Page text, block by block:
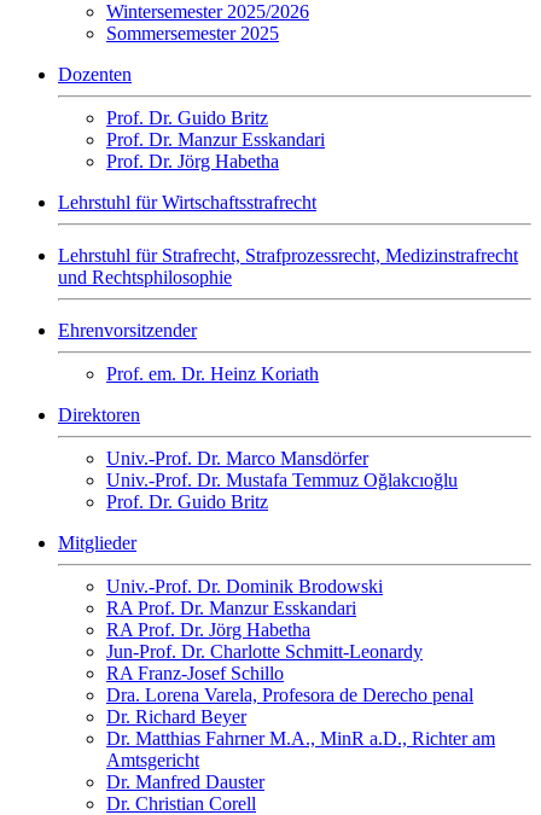
Wintersemester 2025/2026
Sommersemester 2025
Dozenten
Prof. Dr. Guido Britz
Prof. Dr. Manzur Esskandari
Prof. Dr. Jörg Habetha
Lehrstuhl für Wirtschaftsstrafrecht
Lehrstuhl für Strafrecht, Strafprozessrecht, Medizinstrafrecht
und Rechtsphilosophie
Ehrenvorsitzender
Prof. em. Dr. Heinz Koriath
Direktoren
Univ.-Prof. Dr. Marco Mansdörfer
Univ.-Prof. Dr. Mustafa Temmuz Oğlakcıoğlu
Prof. Dr. Guido Britz
Mitglieder
Univ.-Prof. Dr. Dominik Brodowski
RA Prof. Dr. Manzur Esskandari
RA Prof. Dr. Jörg Habetha
Jun-Prof. Dr. Charlotte Schmitt-Leonardy
RA Franz-Josef Schillo
Dra. Lorena Varela, Profesora de Derecho penal
Dr. Richard Beyer
Dr. Matthias Fahrner M.A., MinR a.D., Richter am
Amtsgericht
Dr. Manfred Dauster
Dr. Christian Corell